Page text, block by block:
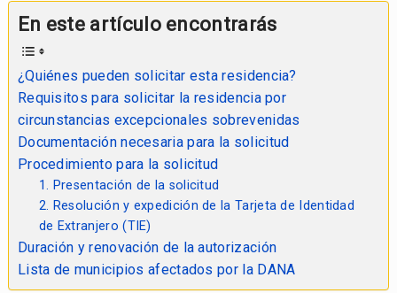
En este artículo encontrarás
¿Quiénes pueden solicitar esta residencia?
Requisitos para solicitar la residencia por
circunstancias excepcionales sobrevenidas
Documentación necesaria para la solicitud
Procedimiento para la solicitud
1. Presentación de la solicitud
2. Resolución y expedición de la Tarjeta de Identidad
de Extranjero (TIE)
Duración y renovación de la autorización
Lista de municipios afectados por la DANA